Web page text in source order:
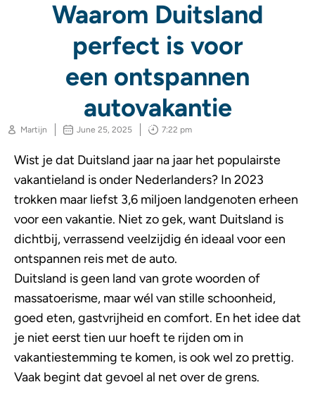
Waarom Duitsland
perfect is voor
een ontspannen
autovakantie
Martijn June 25, 2025 7:22 pm
Wist je dat Duitsland jaar na jaar het populairste
vakantieland is onder Nederlanders? In 2023
trokken maar liefst 3,6 miljoen landgenoten erheen
voor een vakantie. Niet zo gek, want Duitsland is
dichtbij, verrassend veelzijdig én ideaal voor een
ontspannen reis met de auto.
Duitsland is geen land van grote woorden of
massatoerisme, maar wél van stille schoonheid,
goed eten, gastvrijheid en comfort. En het idee dat
je niet eerst tien uur hoeft te rijden om in
vakantiestemming te komen, is ook wel zo prettig.
Vaak begint dat gevoel al net over de grens.